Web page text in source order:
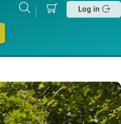
Zoeken
Mijn
winkelmand
BetalenLog in